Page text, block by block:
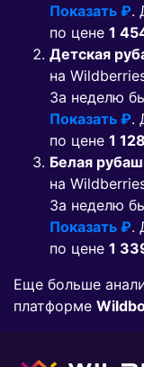
Показать ₽.
по цене 1
Детская
на
За неделю
Показать ₽.
по цене 1
Белая
на
За неделю
Показать ₽.
по цене 1
Еще больше
платформе